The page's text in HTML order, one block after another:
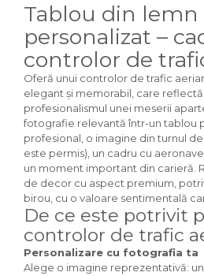
Tablou din lemn
personalizat –
controlor de
Oferă unui controlor de trafic
elegant și memorabil, care
profesionalismul unei meserii
fotografie relevantă într-un tablou
profesional, o imagine din turnul
este permis), un cadru cu
un moment important din carieră.
de decor cu aspect premium,
birou, cu o valoare sentimentală
De ce este potrivit
controlor de trafic
Personalizare cu fotografia ta
Alege o imagine reprezentativă: